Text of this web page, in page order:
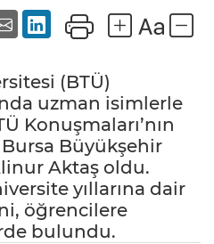
(BTÜ)
uzman isimlerle
Konuşmaları’nın
Büyükşehir
Aktaş oldu.
yıllarına dair
öğrencilere
bulundu.